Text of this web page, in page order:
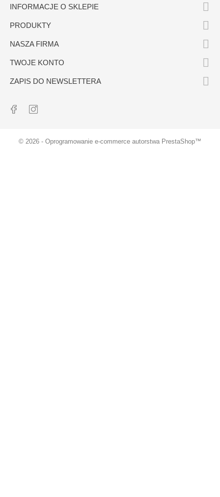
INFORMACJE O SKLEPIE 
PRODUKTY 
NASZA FIRMA 
TWOJE KONTO 
ZAPIS DO NEWSLETTERA 
© 2026 - Oprogramowanie e-commerce autorstwa PrestaShop™